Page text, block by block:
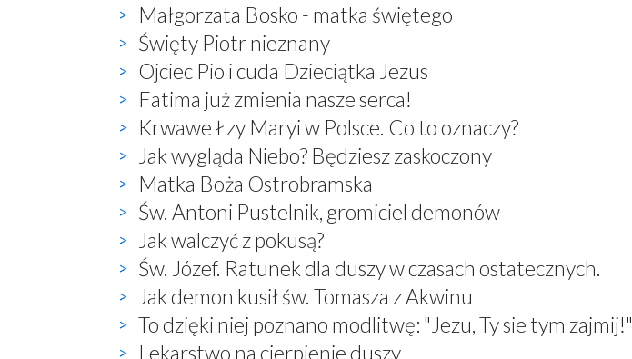
Małgorzata Bosko - matka świętego
Święty Piotr nieznany
Ojciec Pio i cuda Dzieciątka Jezus
Fatima już zmienia nasze serca!
Krwawe Łzy Maryi w Polsce. Co to oznaczy?
Jak wygląda Niebo? Będziesz zaskoczony
Matka Boża Ostrobramska
Św. Antoni Pustelnik, gromiciel demonów
Jak walczyć z pokusą?
Św. Józef. Ratunek dla duszy w czasach ostatecznych.
Jak demon kusił św. Tomasza z Akwinu
To dzięki niej poznano modlitwę: "Jezu, Ty sie tym zajmij!"
Lekarstwo na cierpienie duszy